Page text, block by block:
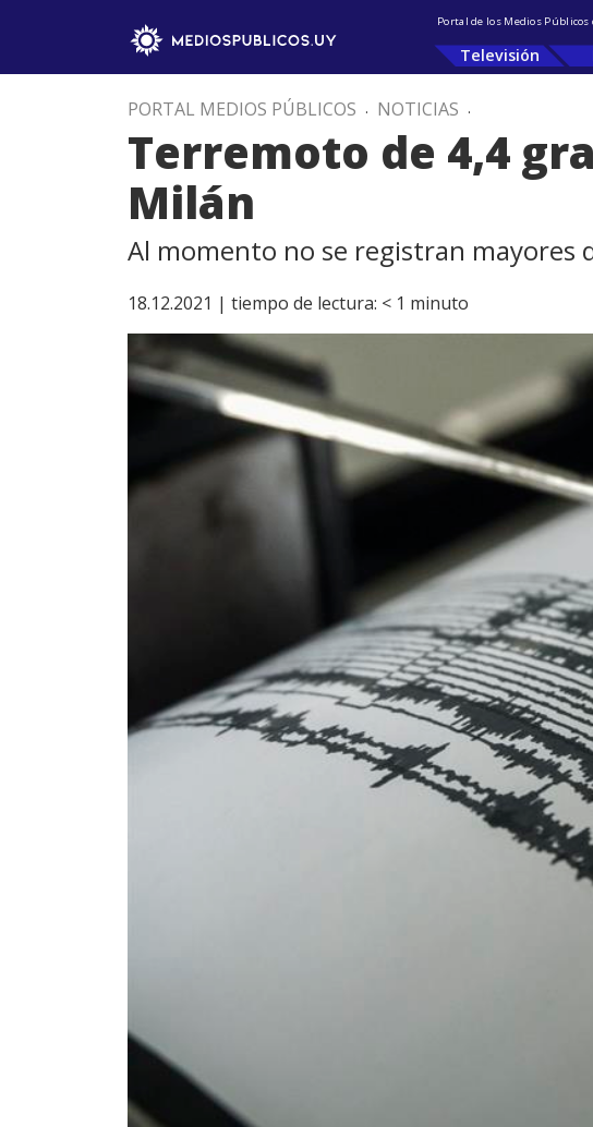
Portal de los Medios
Televisión
PORTAL MEDIOS PÚBLICOS . NOTICIAS .
Terremoto de 4,4
Milán
Al momento no se registran mayores
18.12.2021 | tiempo de lectura: < 1 minuto